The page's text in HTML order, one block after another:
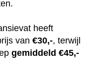
heeft
van €30,-, terwijl
gemiddeld €45,-